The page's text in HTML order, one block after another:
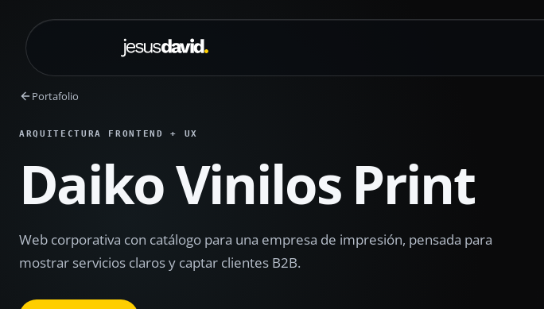
Portafolio
ARQUITECTURA FRONTEND + UX
Daiko Vinilos Print
Web corporativa con catálogo para una empresa de impresión, pensada para
mostrar servicios claros y captar clientes B2B.